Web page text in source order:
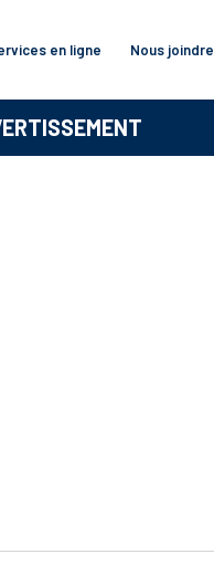
en ligne Nous joindre